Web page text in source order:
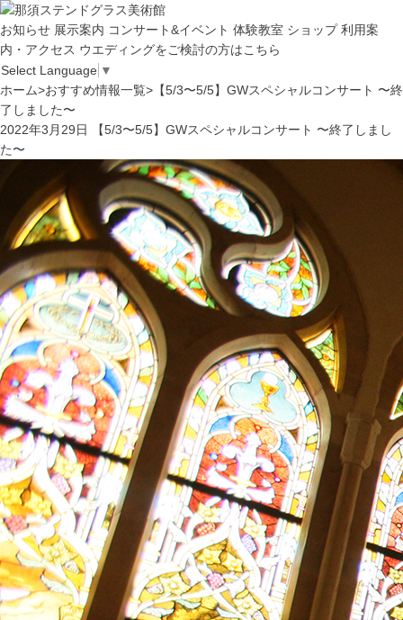
お知らせ 展示案内 コンサート&イベント 体験教室 ショップ 利用案
内・アクセス ウエディングをご検討の方はこちら
Select Language ▼
ホーム>おすすめ情報一覧> 【5/3〜5/5】GWスペシャルコンサート 〜終
了しました〜
2022年3月29日
【5/3〜5/5】GWスペシャルコンサート 〜終了しまし
た〜